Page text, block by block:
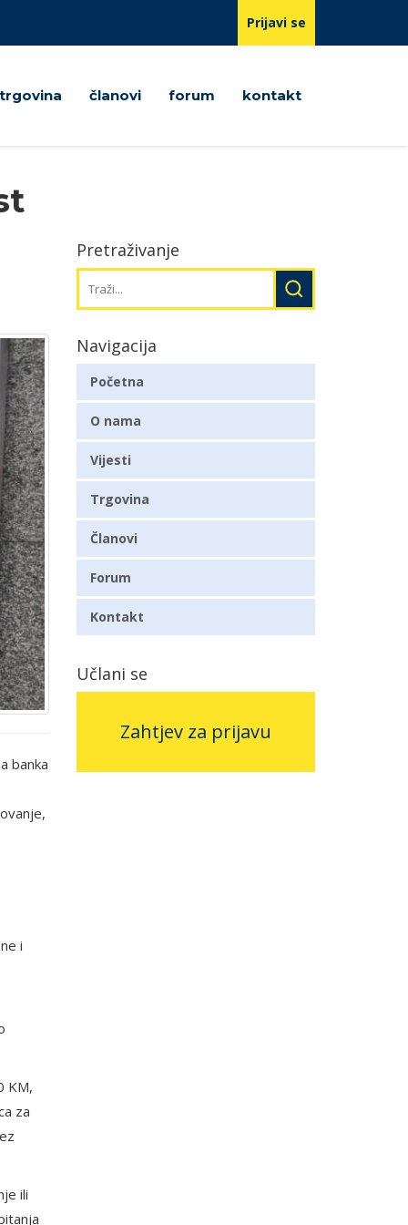
Prijavi se
trgovina članovi forum kontakt
banka
i
KM,
za
ili
Pretraživanje
Navigacija
Početna
O nama
Vijesti
Trgovina
Članovi
Forum
Kontakt
Učlani se
Zahtjev za prijavu